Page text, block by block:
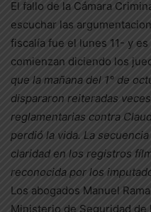
El fallo de la Cámara
escuchar las
fiscalía fue el lunes 11- y
comienzan diciendo los
que la mañana del 1° de
dispararon reiteradas
reglamentarias contra
perdió la vida. La
claridad en los registros
reconocida por los
Los abogados Manuel
Ministerio de Seguridad de